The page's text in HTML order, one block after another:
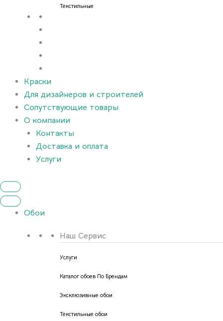
Текстильные
Краски
Для дизайнеров и строителей
Сопутствующие товары
О компании
Контакты
Доставка и оплата
Услуги
Обои
Наш Сервис
Услуги
Каталог обоев По Брендам
Эксклюзивные обои
Текстильные обои